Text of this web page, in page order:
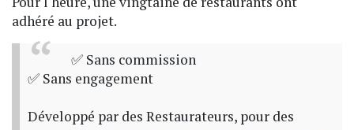
adhéré au projet.
✅ Sans commission
✅ Sans engagement
Développé par des Restaurateurs, pour des